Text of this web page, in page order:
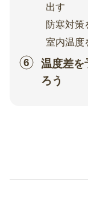
出す
防寒対策
室内温度
温度差を
ろう